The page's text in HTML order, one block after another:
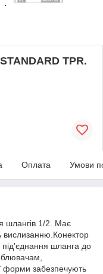
TPR.
Оплата Умови
шлангів 1/2. Має
вислизанню.Конектор
під'єднання шланга до
форми забезпечують